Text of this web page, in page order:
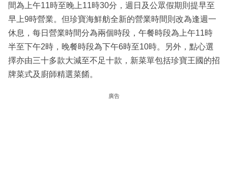
間為上午11時至晚上11時30分，週日及公眾假期則提早至
早上9時營業。但珍寶海鮮舫全新的營業時間則改為逢週一
休息，每日營業時間分為兩個時段，午餐時段為上午11時
半至下午2時，晚餐時段為下午6時至10時。另外，點心選
擇亦由三十多款大減至不足十款，新菜單包括珍寶王國的招
牌菜式及廚師精選菜餚。
廣告